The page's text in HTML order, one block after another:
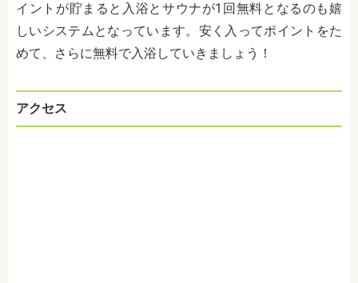
イントが貯まると入浴とサウナが1回無料となるのも嬉
しいシステムとなっています。安く入ってポイントをた
めて、さらに無料で入浴していきましょう！
アクセス